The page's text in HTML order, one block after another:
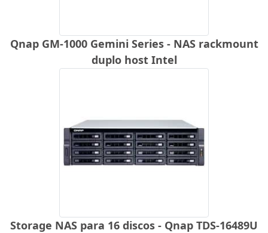
Qnap GM-1000 Gemini Series - NAS rackmount
duplo host Intel
Storage NAS para 16 discos - Qnap TDS-16489U